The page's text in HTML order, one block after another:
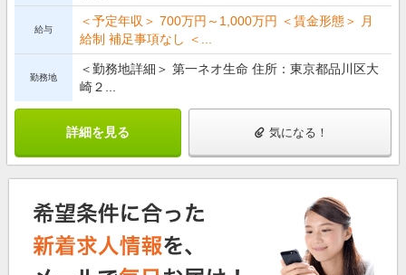
給与
＜予定年収＞ 700万円～1,000万円 ＜賃金形態＞ 月
給制 補足事項なし ＜...
勤務地
＜勤務地詳細＞ 第一ネオ生命 住所：東京都品川区大
崎２...
詳細を見る 気になる！